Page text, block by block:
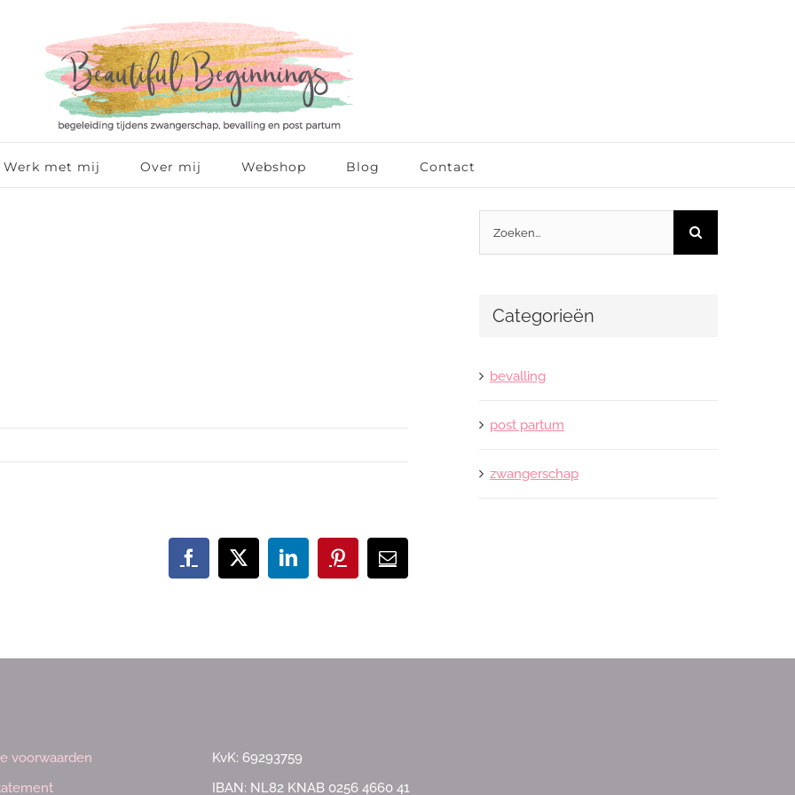
Werk met mij Over mij Webshop Blog Contact
Facebook
X LinkedInPinterest
E-
mail
Zoeken
naar:
Categorieën
bevalling
post partum
zwangerschap
voorwaarden
KvK: 69293759
IBAN: NL82 KNAB 0256 4660 41